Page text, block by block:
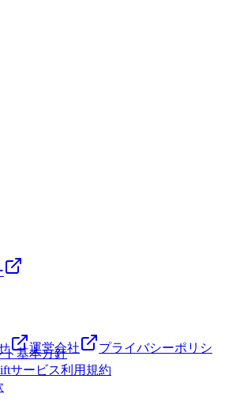
☆。★。☆。★。☆。★。☆。★。☆。
ストレッチ＆骨盤ストレッチ』を
らも人気のリラク系ボディケア♪マ
ケアで、お身体リフレッシュ
急大井町線＃尾山台＃整体・マッサ
肩こり・腰痛＃骨盤ストレッチ＃ス
ジー＃PayPay
ト基本方針
サービス利用規約
運営会社
プライバシーポリシ